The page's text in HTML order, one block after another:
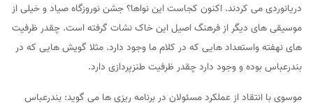
دریانوردی می کردند. اکنون کجاست این نواها؟ جشن نوروزگاه ‌صیاد و خیلی از
موسیقی های دیگر از فرهنگ اصیل این خاک نشات گرفته است. چقدر ظرفیت
های نهفته واستعداد هایی که در کلام ما وجود دارد. مثلا گویش هایی که در
بندرعباس بوده و وجود دارد چقدر ظرفیت طنزپردازی دارد.
موسوی با انتقاد از عملکرد مسئولان در برنامه ریزی ها می گوید: بندرعباس